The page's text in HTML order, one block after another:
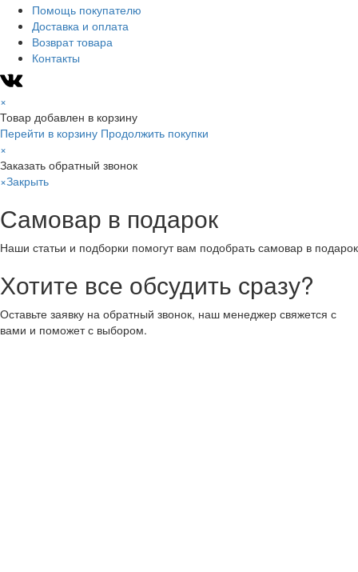
Помощь покупателю
Доставка и оплата
Возврат товара
Контакты
×
Товар добавлен в корзину
Перейти в корзину Продолжить покупки
×
Заказать обратный звонок
×Закрыть
Самовар в подарок
Наши статьи и подборки помогут вам подобрать самовар в подарок
Хотите все обсудить сразу?
Оставьте заявку на обратный звонок, наш менеджер свяжется с
вами и поможет с выбором.